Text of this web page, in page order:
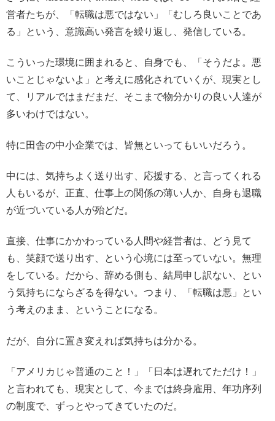
営者たちが、「転職は悪ではない」「むしろ良いことであ
る」という、意識高い発言を繰り返し、発信している。
こういった環境に囲まれると、自身でも、「そうだよ。悪
いことじゃないよ」と考えに感化されていくが、現実とし
て、リアルではまだまだ、そこまで物分かりの良い人達が
多いわけではない。
特に田舎の中小企業では、皆無といってもいいだろう。
中には、気持ちよく送り出す、応援する、と言ってくれる
人もいるが、正直、仕事上の関係の薄い人か、自身も退職
が近づいている人が殆どだ。
直接、仕事にかかわっている人間や経営者は、どう見て
も、笑顔で送り出す、という心境には至っていない。無理
をしている。だから、辞める側も、結局申し訳ない、とい
う気持ちにならざるを得ない。つまり、「転職は悪」とい
う考えのまま、ということになる。
だが、自分に置き変えれば気持ちは分かる。
「アメリカじゃ普通のこと！」「日本は遅れてただけ！」
と言われても、現実として、今までは終身雇用、年功序列
の制度で、ずっとやってきていたのだ。